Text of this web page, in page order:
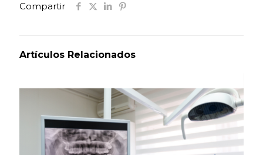
Compartir
Artículos Relacionados